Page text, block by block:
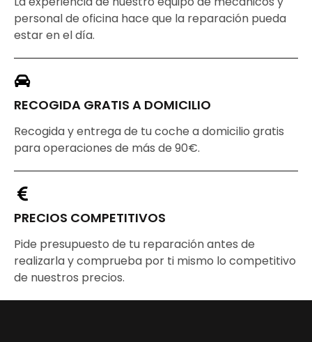
personal de oficina hace que la reparación pueda
estar en el día.
RECOGIDA GRATIS A DOMICILIO
Recogida y entrega de tu coche a domicilio gratis
para operaciones de más de 90€.
PRECIOS COMPETITIVOS
Pide presupuesto de tu reparación antes de
realizarla y comprueba por ti mismo lo competitivo
de nuestros precios.